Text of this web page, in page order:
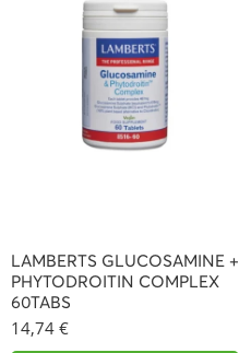
LAMBERTS GLUCOSAMINE +
PHYTODROITIN COMPLEX
60TABS
14,74 €